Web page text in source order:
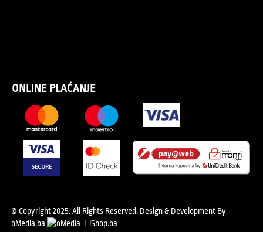
ONLINE PLAĆANJE
© Copyright 2025. All Rights Reserved. Design & Development By
oMedia.ba
i iShop.ba